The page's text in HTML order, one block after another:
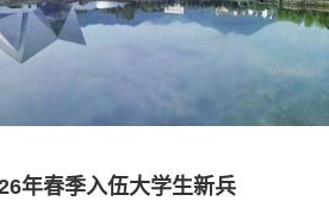
年春季入伍大学生新兵